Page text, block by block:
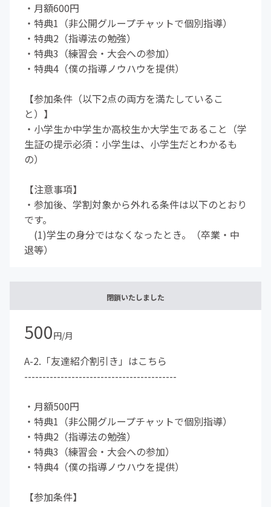
・月額600円
・特典1（非公開グループチャットで個別指導）
・特典2（指導法の勉強）
・特典3（練習会・大会への参加）
・特典4（僕の指導ノウハウを提供）
【参加条件（以下2点の両方を満たしているこ
と）】
・小学生か中学生か高校生か大学生であること（学
生証の提示必須：小学生は、小学生だとわかるも
の）
【注意事項】
・参加後、学割対象から外れる条件は以下のとおり
です。
(1)学生の身分ではなくなったとき。（卒業・中
退等）
閉鎖いたしました
500円/月
A-2.「友達紹介割引き」はこちら
------------------------------------------
・月額500円
・特典1（非公開グループチャットで個別指導）
・特典2（指導法の勉強）
・特典3（練習会・大会への参加）
・特典4（僕の指導ノウハウを提供）
【参加条件】